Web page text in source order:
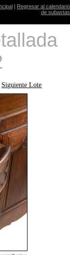
| Regresar al calendario
de subastas
Siguiente Lote